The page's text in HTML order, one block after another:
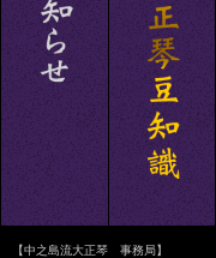
【中之島流大正琴 事務局】